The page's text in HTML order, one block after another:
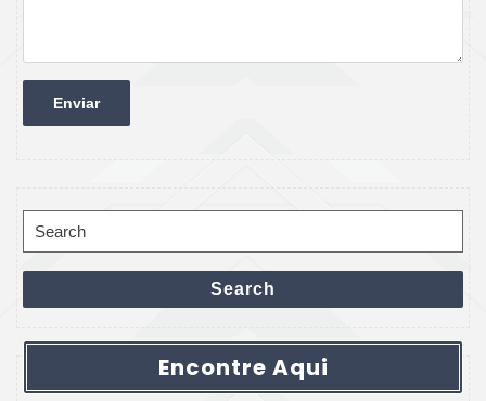
Search
for:
Search
Encontre Aqui